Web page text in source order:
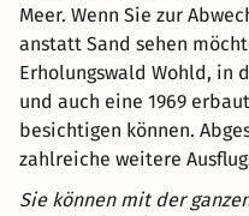
Meer. Wenn Sie zur
anstatt Sand sehen
Erholungswald Wohld, in
und auch eine 1969
besichtigen können.
zahlreiche weitere
Sie können mit der